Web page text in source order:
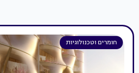
חומרים וטכנולוגיות